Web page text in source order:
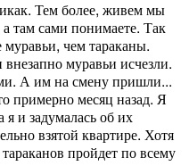
Тем более, живем мы
там сами понимаете. Так
чем тараканы.
муравьи исчезли.
А им на смену пришли...
примерно месяц назад. Я
и задумалась об их
взятой квартире. Хотя
пройдет по всему